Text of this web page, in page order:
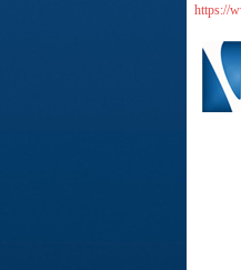
https://